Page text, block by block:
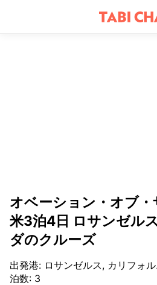
オベーション・オブ
米3泊4日 ロサンゼル
ダのクルーズ
出発港: ロサンゼルス, カリフォ
泊数: 3